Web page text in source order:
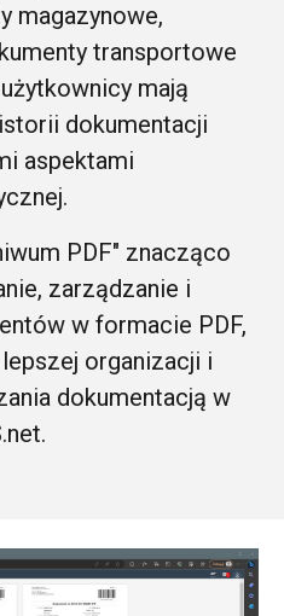
magazynowe,
transportowe
mają
dokumentacji
aspektami
PDF" znacząco
zarządzanie i
w formacie PDF,
organizacji i
dokumentacją w